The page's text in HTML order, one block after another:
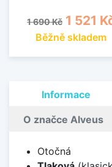
Běžná cena
1 690 Kč Cena
1 521
Běžně skladem
Informace
O značce Alveus
Otočná